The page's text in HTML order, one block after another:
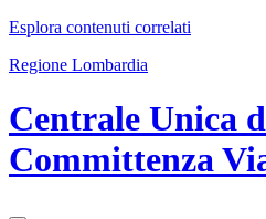
Esplora contenuti correlati
Regione Lombardia
Centrale Unica
Committenza